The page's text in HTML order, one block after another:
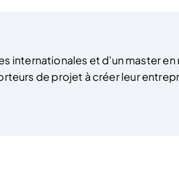
internationales et d'un master
de projet à créer leur